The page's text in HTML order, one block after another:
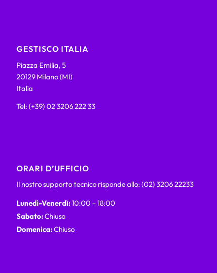
GESTISCO ITALIA
Piazza Emilia, 5
20129 Milano (MI)
Italia
Tel: (+39) 02 3206 222 33
ORARI D’UFFICIO
Il nostro supporto tecnico risponde allo: (02) 3206 22233
Lunedì-Venerdì:10:00 – 18:00
Sabato:Chiuso
Domenica:Chiuso